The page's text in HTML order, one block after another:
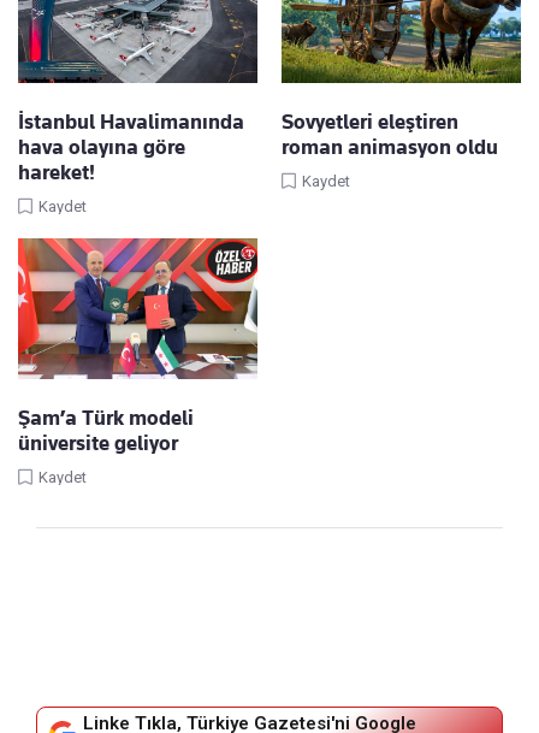
İstanbul Havalimanında
hava olayına göre
hareket!
Kaydet
Sovyetleri eleştiren
roman animasyon oldu
Kaydet
Şam’a Türk modeli
üniversite geliyor
Kaydet
Linke Tıkla, Türkiye Gazetesi'ni Google